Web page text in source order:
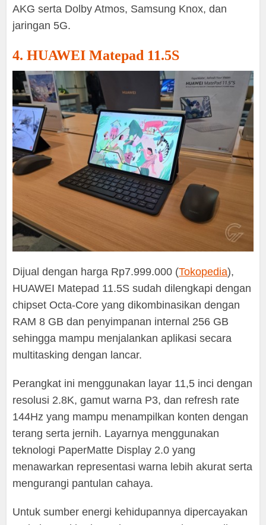
AKG serta Dolby Atmos, Samsung Knox, dan
jaringan 5G.
4. HUAWEI Matepad 11.5S
Dijual dengan harga Rp7.999.000 (Tokopedia),
HUAWEI Matepad 11.5S sudah dilengkapi dengan
chipset Octa-Core yang dikombinasikan dengan
RAM 8 GB dan penyimpanan internal 256 GB
sehingga mampu menjalankan aplikasi secara
multitasking dengan lancar.
Perangkat ini menggunakan layar 11,5 inci dengan
resolusi 2.8K, gamut warna P3, dan refresh rate
144Hz yang mampu menampilkan konten dengan
terang serta jernih. Layarnya menggunakan
teknologi PaperMatte Display 2.0 yang
menawarkan representasi warna lebih akurat serta
mengurangi pantulan cahaya.
Untuk sumber energi kehidupannya dipercayakan